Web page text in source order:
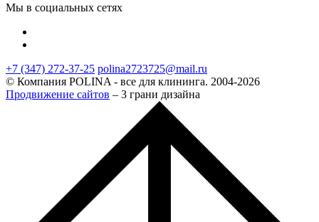
Мы в социальных сетях
+7 (347) 272-37-25 polina2723725@mail.ru
© Компания POLINA - все для клининга. 2004-2026
Продвижение сайтов – 3 грани дизайна